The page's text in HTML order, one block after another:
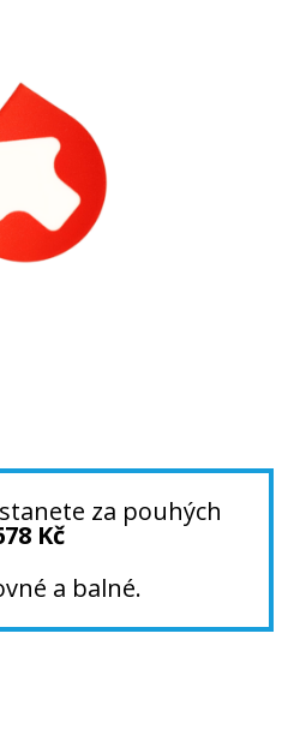
za pouhých
Kč
a balné.